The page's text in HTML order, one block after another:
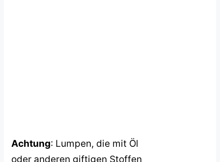
Achtung: Lumpen, die mit Öl
oder anderen giftigen Stoffen